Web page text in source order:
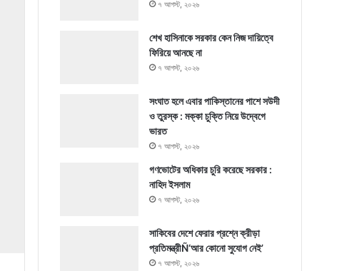
৭ আগস্ট, ২০২৬
শেখ হাসিনাকে সরকার কেন নিজ দায়িত্বে
ফিরিয়ে আনছে না
৭ আগস্ট, ২০২৬
সংঘাত হলে এবার পাকিস্তানের পাশে সউদী
ও তুরস্ক : মক্কা চুক্তি নিয়ে উদ্বেগে
ভারত
৭ আগস্ট, ২০২৬
গণভোটের অধিকার চুরি করেছে সরকার :
নাহিদ ইসলাম
৭ আগস্ট, ২০২৬
সাকিবের দেশে ফেরার প্রশ্নে ক্রীড়া
প্রতিমন্ত্রীÑ‘আর কোনো সুযোগ নেই’
৭ আগস্ট, ২০২৬